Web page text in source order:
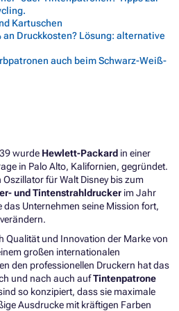
Kartuschen
an Druckkosten? Lösung: alternative
auch beim Schwarz-Weiß-
wurde Hewlett-Packardin einer
in Palo Alto, Kalifornien, gegründet.
Oszillator für Walt Disney bis zum
und Tintenstrahldruckerim Jahr
das Unternehmen seine Mission fort,
Qualität und Innovation der Marke von
großen internationalen
den professionellen Druckern hat das
und nach auch aufTintenpatrone
so konzipiert, dass sie maximale
Ausdrucke mit kräftigen Farben